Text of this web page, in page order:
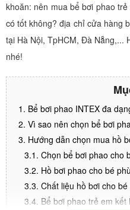
khoăn: nên mua bể bơi phao
có tốt không? địa chỉ cửa hàng
tại Hà Nội, TpHCM, Đà Nẵng,...
nhé!
1. Bể bơi phao INTEX đa
2. Vì sao nên chọn bể bơi
3. Hướng dẫn chọn mua hồ
3.1. Chọn bể bơi phao cho
3.2. Hồ bơi phao cho bé
3.3. Chất liệu hồ bơi cho
3.4. Bể bơi phao trẻ em